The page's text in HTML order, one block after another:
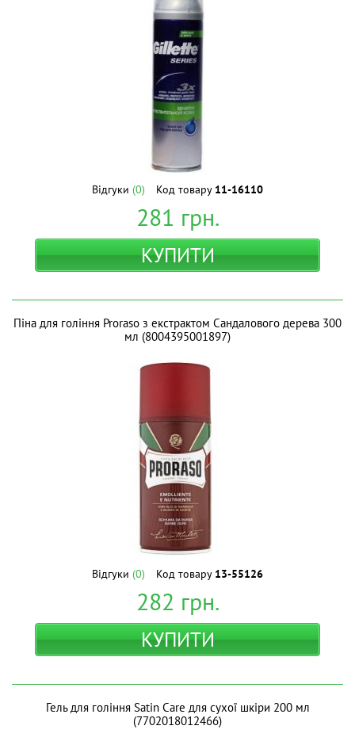
Відгуки (0) Код товару 11-16110
281 грн.
КУПИТИ
Піна для гоління Proraso з екстрактом Сандалового дерева 300
мл (8004395001897)
Відгуки (0) Код товару 13-55126
282 грн.
КУПИТИ
Гель для гоління Satin Care для сухої шкіри 200 мл
(7702018012466)